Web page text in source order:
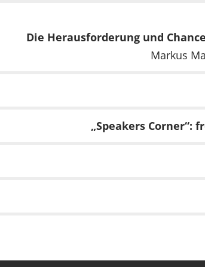
Die Herausforderung und
Markus
„Speakers Corner“: